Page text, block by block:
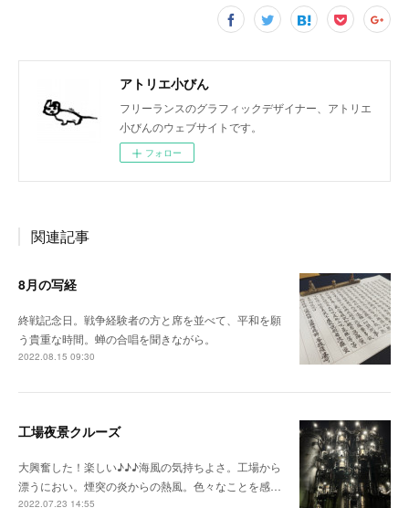
アトリエ小びん
フリーランスのグラフィックデザイナー、アトリエ
小びんのウェブサイトです。
フォロー
関連記事
8月の写経
終戦記念日。戦争経験者の方と席を並べて、平和を願
う貴重な時間。蝉の合唱を聞きながら。
2022.08.15 09:30
工場夜景クルーズ
大興奮した！楽しい♪♪♪海風の気持ちよさ。工場から
漂うにおい。煙突の炎からの熱風。色々なことを感…
2022.07.23 14:55